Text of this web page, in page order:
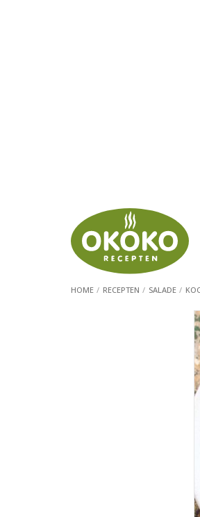
HOME RECEPTEN SALADE